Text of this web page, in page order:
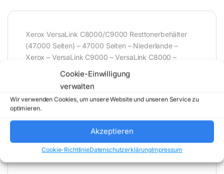
Cookie-Einwilligung
verwalten
Wir verwenden Cookies, um unsere Website und unseren Service zu
optimieren.
Akzeptieren
Cookie-RichtlinieDatenschutzerklärungImpressum
Xerox VersaLink C8000/C9000 Resttonerbehälter
(47.000 Seiten) – 47000 Seiten – Niederlande –
Xerox – VersaLink C9000 – VersaLink C8000 –
* Für Fehler im Datenblatt übernimmt (buy-net.de)
Comstex GmbH & Co. KG keine Haftung (